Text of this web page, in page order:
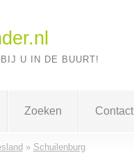
U IN DE BUURT!
Zoeken Contact
» Schuilenburg